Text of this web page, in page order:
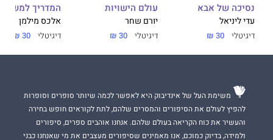
נסיכה של אבא
עדי ליניאל
דיגיטלי 30 ₪
עולם הישויות
יורם שחר
דיגיטלי 30 ₪
המדריך
אלכס מילמן
דיגיטלי 30 ₪
משימת העל של אינדיבוק היא לאפשר לכמה שיותר סופרים וסופרות
להפיץ לעולם את הסיפורים והמסרים שלהם, לתת לקוראים חופש בחירה
והעשיר את כוח הקריאה בעולם שלהם. אנחנו אוהבים ספרים, סיפורים
ולמידה, בדיוק כמוכם, אנו מאמינים שסיפורים מעצבים את מי שאנחנו כבני